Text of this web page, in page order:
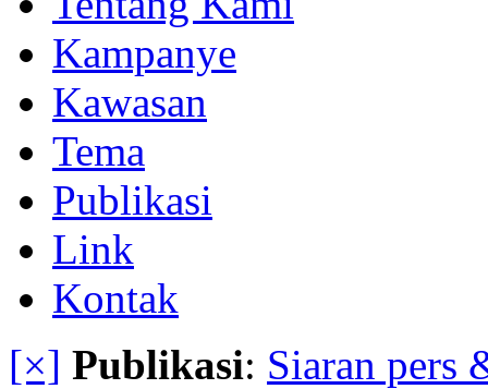
Kampanye
Kawasan
Tema
Publikasi
Link
Kontak
[×] Publikasi: Siaran pers